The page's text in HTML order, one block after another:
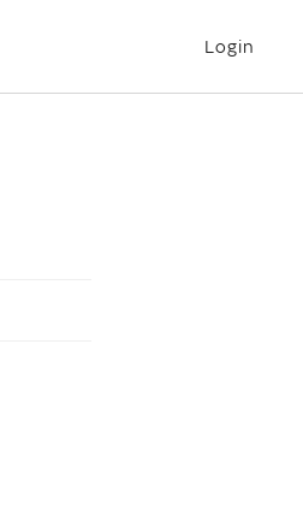
Login